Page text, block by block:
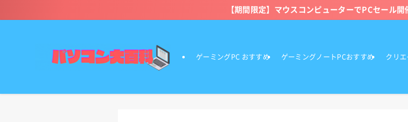
【期間限定】マウスコンピューターでPCセール開
ゲーミングPC おすすめ ゲーミングノートPCおすすめ クリ